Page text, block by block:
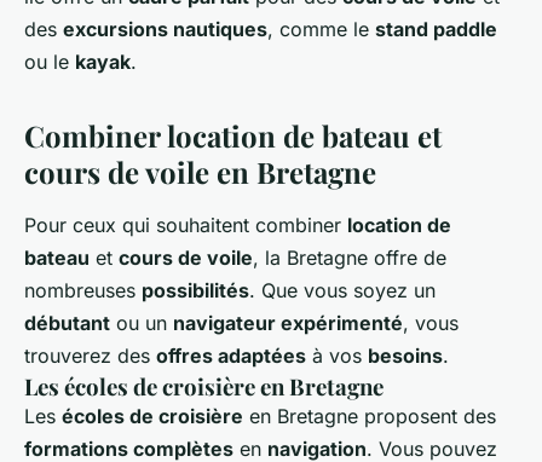
des excursions nautiques, comme le stand paddle
ou le kayak.
Combiner location de bateau et
cours de voile en Bretagne
Pour ceux qui souhaitent combiner location de
bateau et cours de voile, la Bretagne offre de
nombreuses possibilités. Que vous soyez un
débutant ou un navigateur expérimenté, vous
trouverez des offres adaptées à vos besoins.
Les écoles de croisière en Bretagne
Les écoles de croisière en Bretagne proposent des
formations complètes en navigation. Vous pouvez